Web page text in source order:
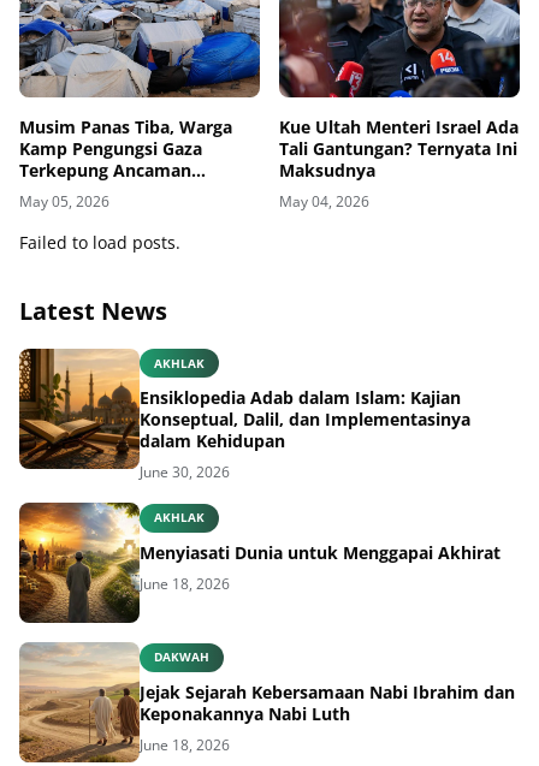
Musim Panas Tiba, Warga
Kamp Pengungsi Gaza
Terkepung Ancaman
Penyakit Kulit
May 05, 2026
Kue Ultah Menteri Israel Ada
Tali Gantungan? Ternyata Ini
Maksudnya
May 04, 2026
Failed to load posts.
Latest News
AKHLAK
Ensiklopedia Adab dalam Islam: Kajian
Konseptual, Dalil, dan Implementasinya
dalam Kehidupan
June 30, 2026
AKHLAK
Menyiasati Dunia untuk Menggapai Akhirat
June 18, 2026
DAKWAH
Jejak Sejarah Kebersamaan Nabi Ibrahim dan
Keponakannya Nabi Luth
June 18, 2026